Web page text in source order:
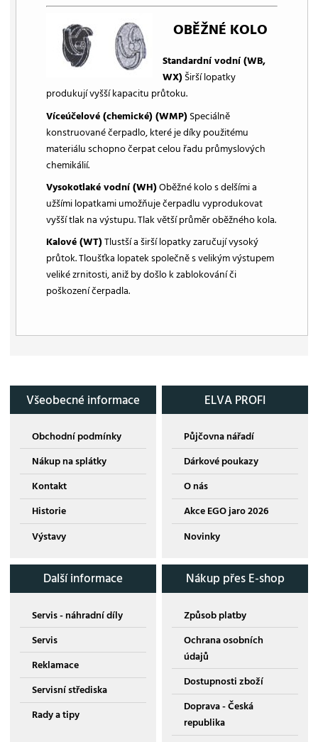
OBĚŽNÉ KOLO
Standardní vodní (WB,
WX)Širší lopatky
produkují vyšší kapacitu průtoku.
Víceúčelové (chemické) (WMP)Speciálně
konstruované čerpadlo, které je díky použitému
materiálu schopno čerpat celou řadu průmyslových
chemikálií.
Vysokotlaké vodní (WH)Oběžné kolo s delšími a
užšími lopatkami umožňuje čerpadlu vyprodukovat
vyšší tlak na výstupu. Tlak větší průměr oběžného kola.
Kalové (WT)Tlustší a širší lopatky zaručují vysoký
průtok. Tloušťka lopatek společně s velikým výstupem
veliké zrnitosti, aniž by došlo k zablokování či
poškození čerpadla.
Všeobecné informace
Obchodní podmínky
Nákup na splátky
Kontakt
Historie
Výstavy
ELVA PROFI
Půjčovna nářadí
Dárkové poukazy
O nás
Akce EGO jaro 2026
Novinky
Další informace
Servis - náhradní díly
Servis
Reklamace
Servisní střediska
Rady a tipy
Nákup přes E-shop
Způsob platby
Ochrana osobních
údajů
Dostupnosti zboží
Doprava - Česká
republika